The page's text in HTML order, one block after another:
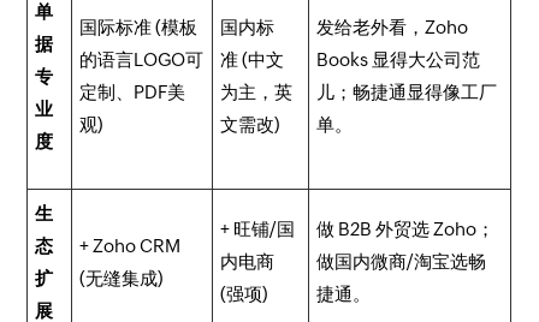
单
据
专
业
度
国际标准 (模板
的语言LOGO可
定制、PDF美
观)
国内标
准 (中文
为主，英
文需改)
发给老外看，Zoho
Books 显得大公司范
儿；畅捷通显得像工厂
单。
生
态
扩
展
+ Zoho CRM
(无缝集成)
+ 旺铺/国
内电商
(强项)
做 B2B 外贸选 Zoho；
做国内微商/淘宝选畅
捷通。